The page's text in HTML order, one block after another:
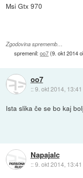
Msi Gtx 970
Zgodovina sprememb…
spremenil:oo7(9. okt 2014
oo7
::9. okt 2014, 13:41
Ista slika če se bo kaj
Napajalc
::9. okt 2014, 13:41